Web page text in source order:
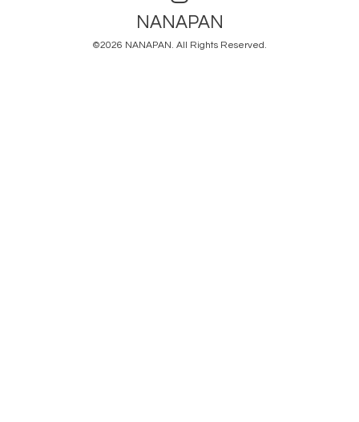
NANAPAN
©2026 NANAPAN. All Rights Reserved.